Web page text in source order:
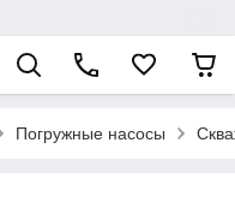
Погружные насосы